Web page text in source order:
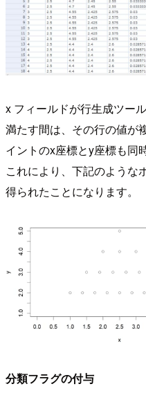
x フィールドが行生成ツー
満たす間は、その行の値が
イントのx座標とy座標も同
これにより、下記のような
得られたことになります。
分類フラグの付与